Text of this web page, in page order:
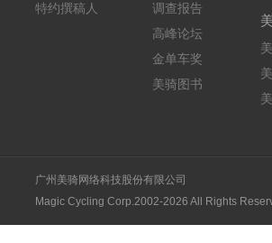
特约撰稿人
调查报告
高峰论坛
金单车奖
美骑图书
广州美骑网络科技股份有限公司
Magic Cycling Corp.2002-2026 All Rights